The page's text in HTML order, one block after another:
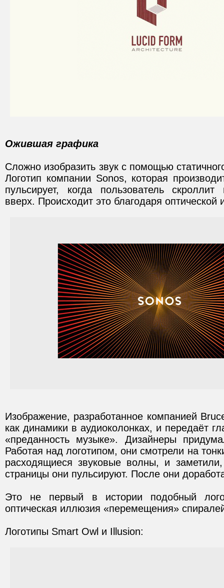
Ожившая графика
Сложно изобразить звук с помощью
Логотип компании Sonos, которая
пульсирует, когда пользователь
вверх. Происходит это благодаря оптической
Изображение, разработанное компанией
как динамики в аудиоколонках, и передаёт
«преданность музыке». Дизайнеры
Работая над логотипом, они смотрели на
расходящиеся звуковые волны, и
страницы они пульсируют. После они
Это не первый в истории подобный
оптическая иллюзия «перемещения»
Логотипы Smart Owl и Illusion: